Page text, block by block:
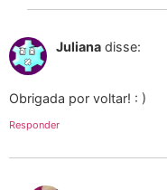
Juliana disse:
Obrigada por voltar! : )
Responder